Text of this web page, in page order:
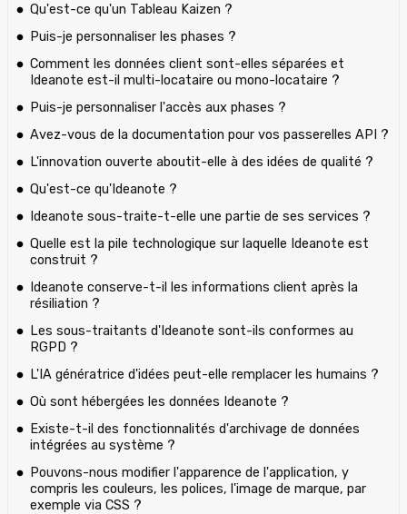
Qu'est-ce qu'un Tableau Kaizen ?
Puis-je personnaliser les phases ?
Comment les données client sont-elles séparées et
Ideanote est-il multi-locataire ou mono-locataire ?
Puis-je personnaliser l'accès aux phases ?
Avez-vous de la documentation pour vos passerelles API ?
L'innovation ouverte aboutit-elle à des idées de qualité ?
Qu'est-ce qu'Ideanote ?
Ideanote sous-traite-t-elle une partie de ses services ?
Quelle est la pile technologique sur laquelle Ideanote est
construit ?
Ideanote conserve-t-il les informations client après la
résiliation ?
Les sous-traitants d'Ideanote sont-ils conformes au
RGPD ?
L'IA génératrice d'idées peut-elle remplacer les humains ?
Où sont hébergées les données Ideanote ?
Existe-t-il des fonctionnalités d'archivage de données
intégrées au système ?
Pouvons-nous modifier l'apparence de l'application, y
compris les couleurs, les polices, l'image de marque, par
exemple via CSS ?